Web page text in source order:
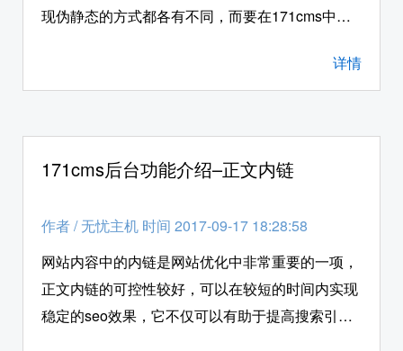
现伪静态的方式都各有不同，而要在171cms中开
能中进行设置。接下来无忧主机小编就给各位站长
朋友详细的介绍一下，如何在php空间环境下，使
详情
171cms后台功能介绍–正文内链
作者/无忧主机 时间 2017-09-17 18:28:58
网站内容中的内链是网站优化中非常重要的一项，
正文内链的可控性较好，可以在较短的时间内实现
稳定的seo效果，它不仅可以有助于提高搜索引擎